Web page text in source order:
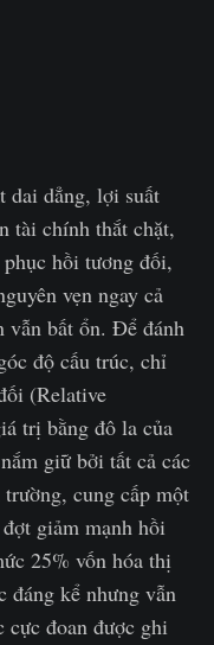
dai dẳng, lợi suất
tài chính thắt chặt,
hồi tương đối,
vẹn ngay cả
bất ổn. Để đánh
độ cấu trúc, chỉ
(Relative
trị bằng đô la của
giữ bởi tất cả các
cung cấp một
giảm mạnh hồi
25% vốn hóa thị
đáng kể nhưng vẫn
cực đoan được ghi